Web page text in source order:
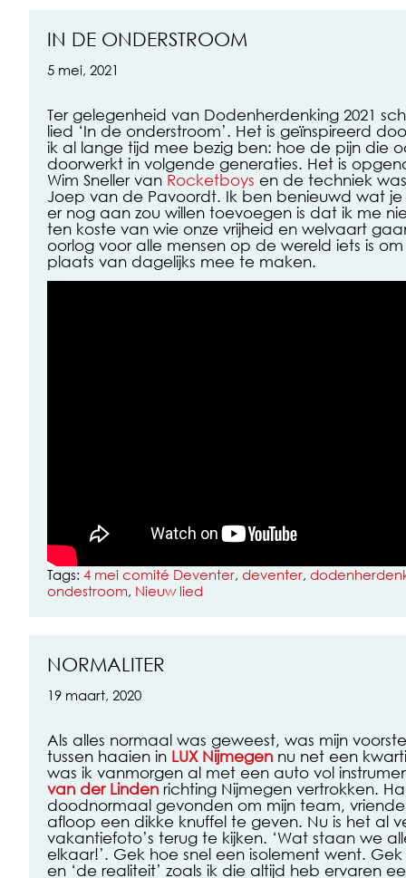
IN DE ONDERSTROOM
5 mei, 2021
Ter gelegenheid van Dodenherdenking 2021
lied ‘In de onderstroom’. Het is geïnspireerd
ik al lange tijd mee bezig ben: hoe de pijn die
doorwerkt in volgende generaties. Het is
Wim Sneller van Rocketboys en de techniek
Joep van de Pavoordt. Ik ben benieuwd wat
er nog aan zou willen toevoegen is dat ik me
ten koste van wie onze vrijheid en welvaart
oorlog voor alle mensen op de wereld iets is
plaats van dagelijks mee te maken.
Tags: 4 mei comité Deventer, deventer,
ondestroom, Nieuw lied
NORMALITER
19 maart, 2020
Als alles normaal was geweest, was mijn
tussen haaien in LUX Nijmegen nu net een
was ik vanmorgen al met een auto vol
van der Linden richting Nijmegen vertrokken.
doodnormaal gevonden om mijn team,
afloop een dikke knuffel te geven. Nu is het al
vakantiefoto’s terug te kijken. ‘Wat staan we
elkaar!’. Gek hoe snel een isolement went. Gek
en ‘de realiteit’ zoals ik die altijd heb ervaren